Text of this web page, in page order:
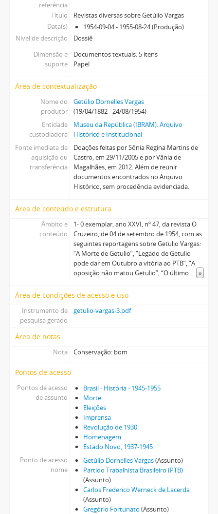
referência
Título
Revistas diversas sobre Getúlio Vargas
Data(s)
1954-09-04 - 1955-08-24 (Produção)
Nível de descrição
Dossiê
Dimensão e
suporte
Documentos textuais: 5 itens
Papel
Área de contextualização
Nome do
produtor
Getúlio Dornelles Vargas
(19/04/1882 - 24/08/1954)
Entidade
custodiadora
Museu da República (IBRAM). Arquivo
Histórico e Institucional
Fonte imediata de
aquisição ou
transferência
Doações feitas por Sônia Regina Martins de
Castro, em 29/11/2005 e por Vânia de
Magalhães, em 2012. Além de reunir
documentos encontrados no Arquivo
Histórico, sem procedência evidenciada.
Área de conteúdo e estrutura
Âmbito e
conteúdo
1- 0 exemplar, ano XXVI, nº 47, da revista O
Cruzeiro, de 04 de setembro de 1954, com as
seguintes reportagens sobre Getulio Vargas:
“A Morte de Getulio”, “Legado de Getulio
pode dar em Outubro a vitória ao PTB”, “A
oposição não matou Getulio”, “O último ... »
Área de condições de acesso e uso
Instrumento de
pesquisa gerado
getulio-vargas-3.pdf
Área de notas
Nota Conservação: bom
Pontos de acesso
Pontos de acesso
de assunto
Brasil - História - 1945-1955
Morte
Eleições
Imprensa
Revolução de 1930
Homenagem
Estado Novo, 1937-1945
Ponto de acesso
nome
Getúlio Dornelles Vargas(Assunto)
Partido Trabalhista Brasileiro (PTB)
(Assunto)
Carlos Frederico Werneck de Lacerda
(Assunto)
Gregório Fortunato (Assunto)